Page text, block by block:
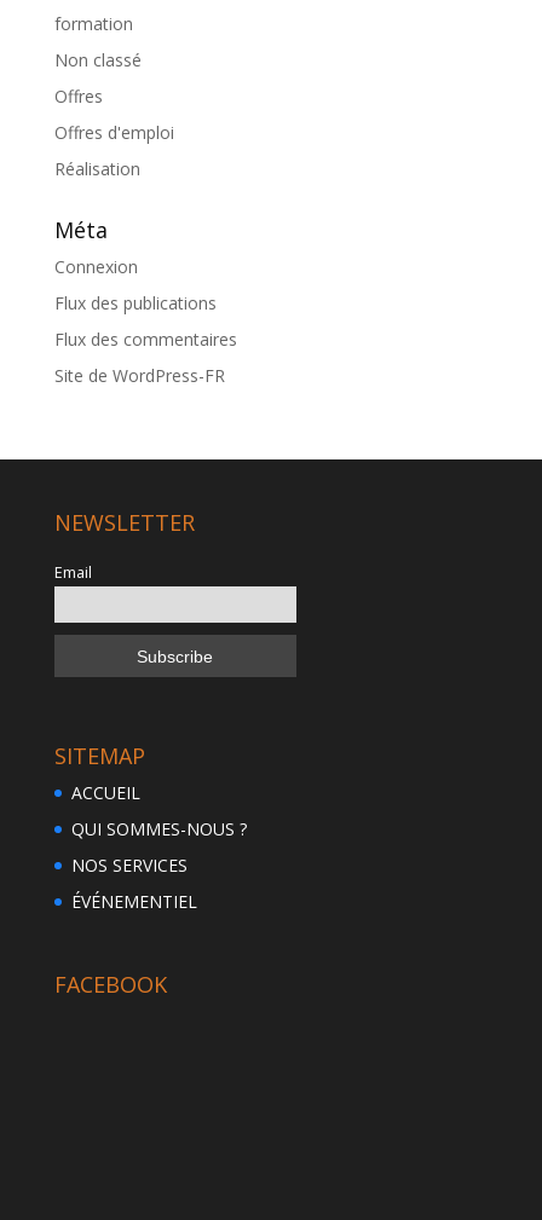
formation
Non classé
Offres
Offres d'emploi
Réalisation
Méta
Connexion
Flux des publications
Flux des commentaires
Site de WordPress-FR
NEWSLETTER
Email
SITEMAP
ACCUEIL
QUI SOMMES-NOUS ?
NOS SERVICES
ÉVÉNEMENTIEL
FACEBOOK